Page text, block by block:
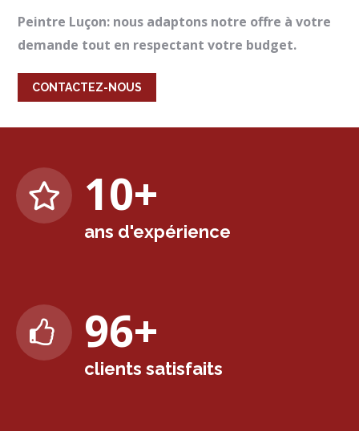
Peintre Luçon: nous adaptons notre offre à votre
demande tout en respectant votre budget.
CONTACTEZ-NOUS
10+
ans d'expérience
98+
clients satisfaits